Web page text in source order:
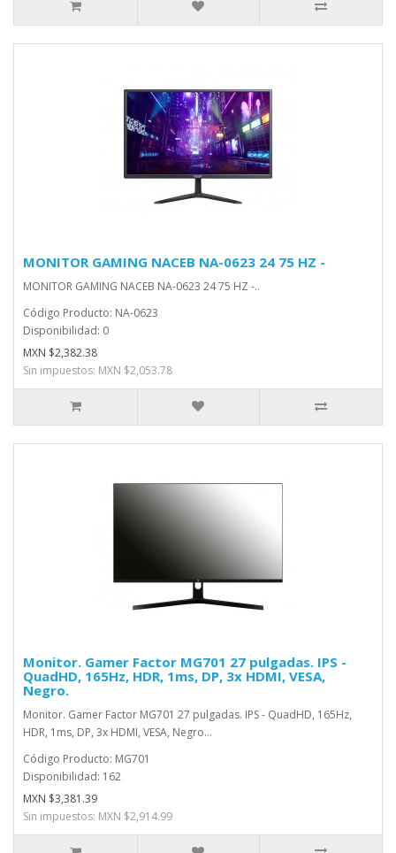
MONITOR GAMING NACEB NA-0623 24 75 HZ -
MONITOR GAMING NACEB NA-0623 24 75 HZ -..
Código Producto: NA-0623
Disponibilidad: 0
MXN $2,382.38
Sin impuestos: MXN $2,053.78
Monitor. Gamer Factor MG701 27 pulgadas. IPS -
QuadHD, 165Hz, HDR, 1ms, DP, 3x HDMI, VESA,
Negro.
Monitor. Gamer Factor MG701 27 pulgadas. IPS - QuadHD, 165Hz,
HDR, 1ms, DP, 3x HDMI, VESA, Negro...
Código Producto: MG701
Disponibilidad: 162
MXN $3,381.39
Sin impuestos: MXN $2,914.99